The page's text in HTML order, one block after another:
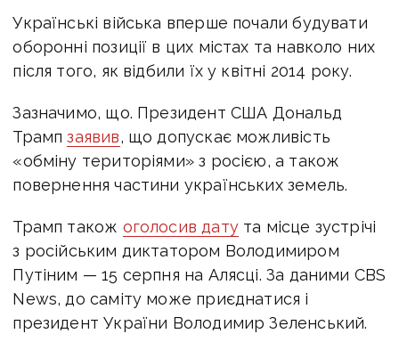
Українські війська вперше почали будувати
оборонні позиції в цих містах та навколо них
після того, як відбили їх у квітні 2014 року.
Зазначимо, що. Президент США Дональд
Трампзаявив, що допускає можливість
«обміну територіями» з росією, а також
повернення частини українських земель.
Трамп також оголосив датута місце зустрічі
з російським диктатором Володимиром
Путіним — 15 серпня на Алясці. За даними CBS
News, до саміту може приєднатися і
президент України Володимир Зеленський.